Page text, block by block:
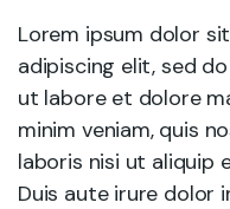
Lorem ipsum dolor
adipiscing elit, sed
ut labore et dolore
minim veniam, quis
laboris nisi ut aliquip
Duis aute irure dolor